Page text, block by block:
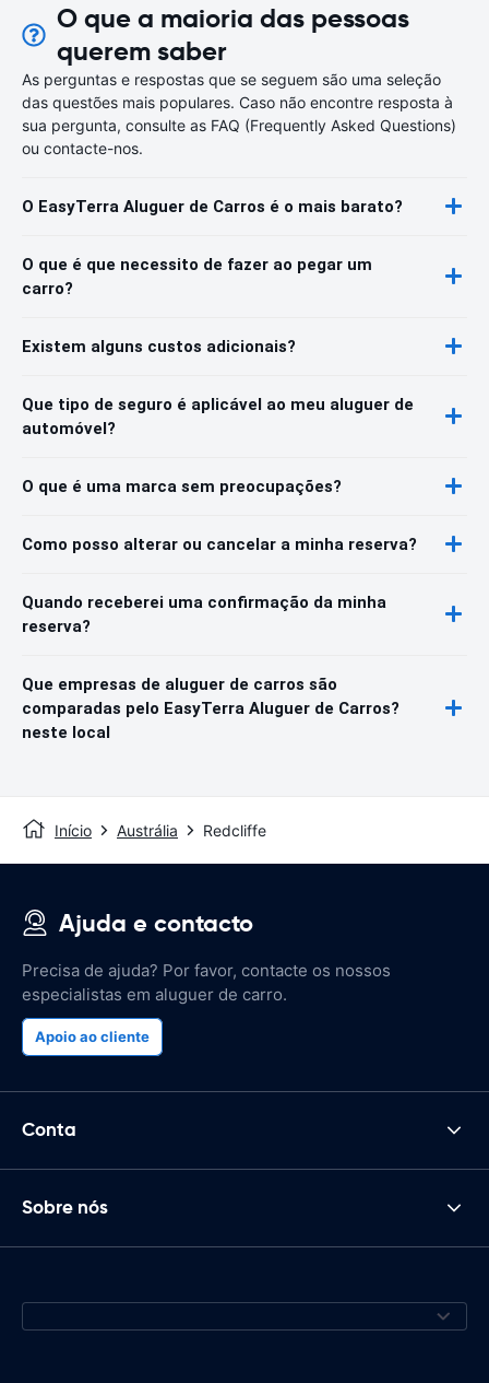
O que a maioria das pessoas
querem saber
As perguntas e respostas que se seguem são uma seleção
das questões mais populares. Caso não encontre resposta à
sua pergunta, consulte as FAQ (Frequently Asked Questions)
ou contacte-nos.
O EasyTerra Aluguer de Carros é o mais barato?
O que é que necessito de fazer ao pegar um
carro?
Existem alguns custos adicionais?
Que tipo de seguro é aplicável ao meu aluguer de
automóvel?
O que é uma marca sem preocupações?
Como posso alterar ou cancelar a minha reserva?
Quando receberei uma confirmação da minha
reserva?
Que empresas de aluguer de carros são
comparadas pelo EasyTerra Aluguer de Carros?
neste local
Início Austrália Redcliffe
Ajuda e contacto
Precisa de ajuda? Por favor, contacte os nossos
especialistas em aluguer de carro.
Apoio ao cliente
Conta
Sobre nós